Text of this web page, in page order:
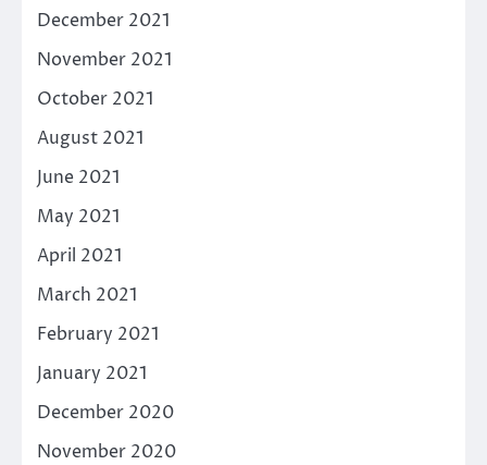
December 2021
November 2021
October 2021
August 2021
June 2021
May 2021
April 2021
March 2021
February 2021
January 2021
December 2020
November 2020